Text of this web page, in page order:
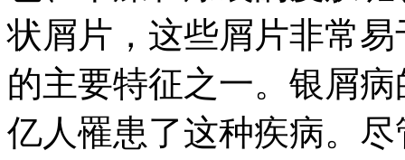
状屑片，这些屑片非常
的主要特征之一。银屑
亿人罹患了这种疾病。